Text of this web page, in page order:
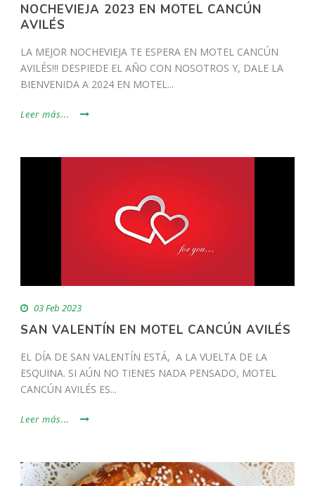
NOCHEVIEJA 2023 EN MOTEL CANCÚN
AVILÉS
LA MEJOR NOCHEVIEJA TE ESPERA EN MOTEL CANCÚN
AVILÉS!!! DESPIEDE EL AÑO CON NOSOTROS Y, DALE LA
BIENVENIDA A 2024 EN MOTEL...
Leer más...
03 Feb 2023
SAN VALENTÍN EN MOTEL CANCÚN AVILÉS
EL DÍA DE SAN VALENTÍN ESTÁ, A LA VUELTA DE LA
ESQUINA. SI AÚN NO TIENES NADA PENSADO, MOTEL
CANCÚN AVILÉS ES...
Leer más...